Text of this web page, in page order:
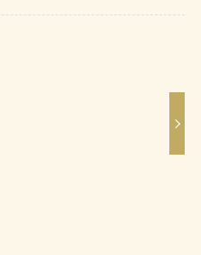
6年度『最低賃金